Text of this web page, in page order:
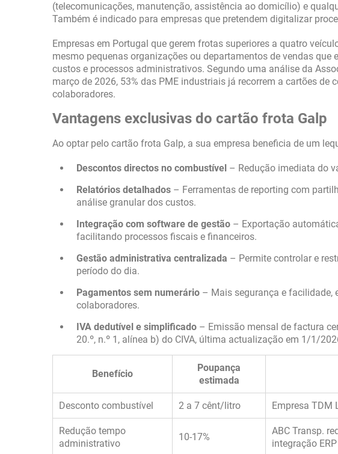
(telecomunicações, manutenção, assistência ao domicílio) e
Também é indicado para empresas que pretendem digitalizar
Empresas em Portugal que gerem frotas superiores a quatro
mesmo pequenas organizações ou departamentos de vendas
custos e processos administrativos. Segundo uma análise da
março de 2026, 53% das PME industriais já recorrem a cartões
colaboradores.
Vantagens exclusivas do cartão frota Galp
Ao optar pelo cartão frota Galp, a sua empresa beneficia de um
Descontos directos no combustível – Redução imediata do
Relatórios detalhados – Ferramentas de reporting com
análise granular dos custos.
Integração com software de gestão – Exportação
facilitando processos fiscais e financeiros.
Gestão administrativa centralizada – Permite controlar e
período do dia.
Pagamentos sem numerário – Mais segurança e facilidade,
colaboradores.
IVA dedutível e simplificado – Emissão mensal de factura
20.º, n.º 1, alínea b) do CIVA, última actualização em 1/1/
Benefício
Poupança
estimada
Desconto combustível 2 a 7 cênt/litro Empresa TDM
Redução tempo
administrativo
10-17%
ABC Transp.
integração ERP